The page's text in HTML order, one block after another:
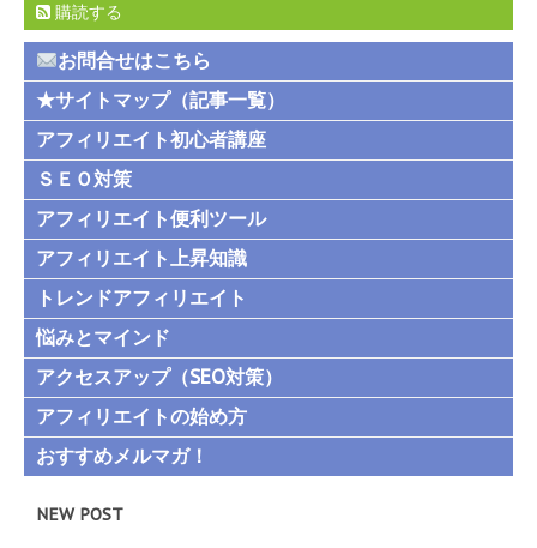
購読する
お問合せはこちら
★サイトマップ（記事一覧）
アフィリエイト初心者講座
ＳＥＯ対策
アフィリエイト便利ツール
アフィリエイト上昇知識
トレンドアフィリエイト
悩みとマインド
アクセスアップ（SEO対策）
アフィリエイトの始め方
おすすめメルマガ！
NEW POST